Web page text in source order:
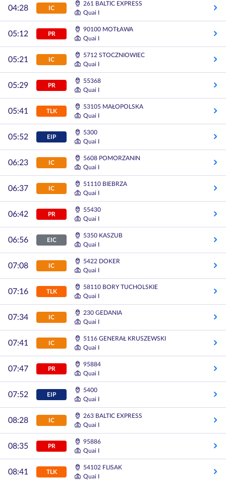
04:28 IC
261 BALTIC EXPRESS
Quai I
05:12 PR
90100 MOTŁAWA
Quai I
05:21 IC
5712 STOCZNIOWIEC
Quai I
05:29 PR
55368
Quai I
05:41 TLK
53105 MAŁOPOLSKA
Quai I
05:52 EIP
5300
Quai I
06:23 IC
5608 POMORZANIN
Quai I
06:37 IC
51110 BIEBRZA
Quai I
06:42 PR
55430
Quai I
06:56 EIC
5350 KASZUB
Quai I
07:08 IC
5422 DOKER
Quai I
07:16 TLK
58110 BORY TUCHOLSKIE
Quai I
07:34 IC
230 GEDANIA
Quai I
07:41 IC
5116 GENERAŁ KRUSZEWSKI
Quai I
07:47 PR
95884
Quai I
07:52 EIP
5400
Quai I
08:28 IC
263 BALTIC EXPRESS
Quai I
08:35 PR
95886
Quai I
08:41 TLK
54102 FLISAK
Quai I